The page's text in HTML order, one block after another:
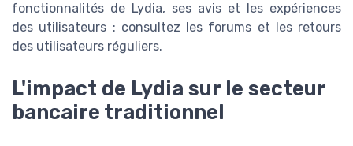
fonctionnalités de Lydia, ses avis et les expériences
des utilisateurs : consultez les forums et les retours
des utilisateurs réguliers.
L'impact de Lydia sur le secteur
bancaire traditionnel